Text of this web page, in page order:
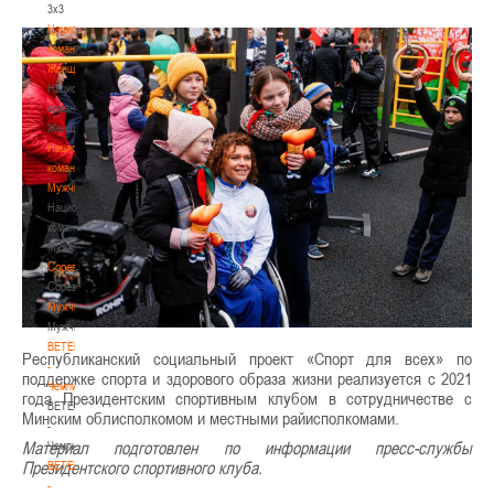
3х3
Национальная
команда.
Женщины
Национальная
команда.
Женщины
Национальная
команда.
Мужчины
Национальная
команда.
Мужчины
Соревнования
Соревнования
Мужчины
Мужчины
BETERA
-
Чемпионат
BETERA
-
Чемпионат
BETERA
-
Республиканский социальный проект «Спорт для всех» по
поддержке спорта и здорового образа жизни реализуется с 2021
года Президентским спортивным клубом в сотрудничестве с
Минским облисполкомом и местными райисполкомами.
Материал подготовлен по информации пресс-службы
Президентского спортивного клуба.